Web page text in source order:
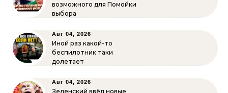
возможного для Помойки
выбора
Авг 04, 2026
Иной раз какой-то
беспилотник таки
долетает
Авг 04, 2026
Зеленский ввёл новые